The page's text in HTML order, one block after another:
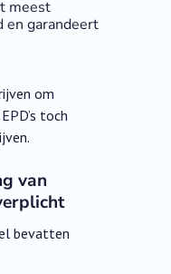
meest
en garandeert
om
toch
van
bevatten